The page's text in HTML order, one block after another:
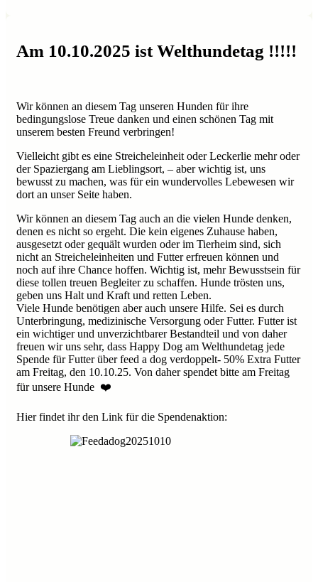
Am 10.10.2025 ist Welthundetag !!!!!
Wir können an diesem Tag unseren Hunden für ihre
bedingungslose Treue danken und einen schönen Tag mit
unserem besten Freund verbringen!
Vielleicht gibt es eine Streicheleinheit oder Leckerlie mehr oder
der Spaziergang am Lieblingsort, – aber wichtig ist, uns
bewusst zu machen, was für ein wundervolles Lebewesen wir
dort an unser Seite haben.
Wir können an diesem Tag auch an die vielen Hunde denken,
denen es nicht so ergeht. Die kein eigenes Zuhause haben,
ausgesetzt oder gequält wurden oder im Tierheim sind, sich
nicht an Streicheleinheiten und Futter erfreuen können und
noch auf ihre Chance hoffen. Wichtig ist, mehr Bewusstsein für
diese tollen treuen Begleiter zu schaffen. Hunde trösten uns,
geben uns Halt und Kraft und retten Leben.
Viele Hunde benötigen aber auch unsere Hilfe. Sei es durch
Unterbringung, medizinische Versorgung oder Futter. Futter ist
ein wichtiger und unverzichtbarer Bestandteil und von daher
freuen wir uns sehr, dass Happy Dog am Welthundetag jede
Spende für Futter über feed a dog verdoppelt- 50% Extra Futter
am Freitag, den 10.10.25. Von daher spendet bitte am Freitag
für unsere Hunde ❤️
Hier findet ihr den Link für die Spendenaktion: